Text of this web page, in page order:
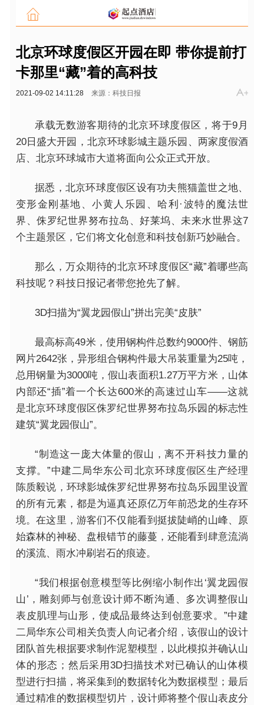
北京环球度假区开园在即 带你提前打
卡那里“藏”着的高科技
2021-09-02 14:11:28 来源：科技日报
承载无数游客期待的北京环球度假区，将于9月
20日盛大开园，北京环球影城主题乐园、两家度假酒
店、北京环球城市大道将面向公众正式开放。
据悉，北京环球度假区设有功夫熊猫盖世之地、
变形金刚基地、小黄人乐园、哈利·波特的魔法世
界、侏罗纪世界努布拉岛、好莱坞、未来水世界这7
个主题景区，它们将文化创意和科技创新巧妙融合。
那么，万众期待的北京环球度假区“藏”着哪些高
科技呢？科技日报记者带您抢先了解。
3D扫描为“翼龙园假山”拼出完美“皮肤”
最高标高49米，使用钢构件总数约9000件、钢筋
网片2642张，异形组合钢构件最大吊装重量为25吨，
总用钢量为3000吨，假山表面积1.27万平方米，山体
内部还“插”着一个长达600米的高速过山车——这就
是北京环球度假区侏罗纪世界努布拉岛乐园的标志性
建筑“翼龙园假山”。
“制造这一庞大体量的假山，离不开科技力量的
支撑。”中建二局华东公司北京环球度假区生产经理
陈质毅说，环球影城侏罗纪世界努布拉岛乐园里设置
的所有元素，都是为逼真还原亿万年前恐龙的生存环
境。在这里，游客们不仅能看到挺拔陡峭的山峰、原
始森林的神秘、盘根错节的藤蔓，还能看到肆意流淌
的溪流、雨水冲刷岩石的痕迹。
“我们根据创意模型等比例缩小制作出‘翼龙园假
山’，雕刻师与创意设计师不断沟通、多次调整假山
表皮肌理与山形，使成品最终达到创意要求。”中建
二局华东公司相关负责人向记者介绍，该假山的设计
团队首先根据要求制作泥塑模型，以此模拟并确认山
体的形态；然后采用3D扫描技术对已确认的山体模
型进行扫描，将采集到的数据转化为数据模型；最后
通过精准的数据模型切片，设计师将整个假山表皮分